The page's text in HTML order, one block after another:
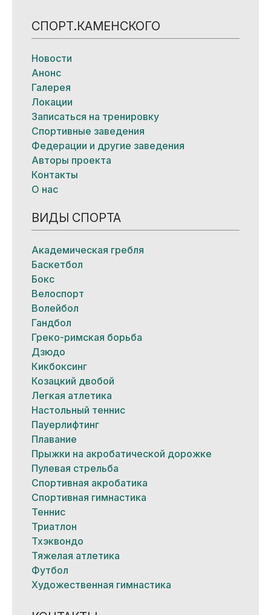
СПОРТ.КАМЕНСКОГО
Новости
Анонс
Галерея
Локации
Записаться на тренировку
Спортивные заведения
Федерации и другие заведения
Авторы проекта
Контакты
О нас
ВИДЫ СПОРТА
Академическая гребля
Баскетбол
Бокс
Велоспорт
Волейбол
Гандбол
Греко-римская борьба
Дзюдо
Кикбоксинг
Козацкий двобой
Легкая атлетика
Настольный теннис
Пауерлифтинг
Плавание
Прыжки на акробатической дорожке
Пулевая стрельба
Спортивная акробатика
Спортивная гимнастика
Теннис
Триатлон
Тхэквондо
Тяжелая атлетика
Футбол
Художественная гимнастика